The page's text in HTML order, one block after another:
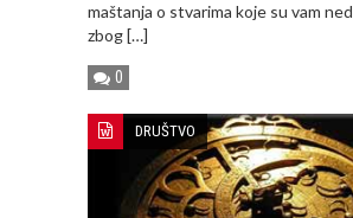
maštanja o stvarima koje su vam
zbog […]
0
DRUŠTVO